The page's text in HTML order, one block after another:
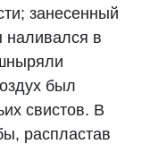
занесенный
наливался в
был
свистов. В
распластав